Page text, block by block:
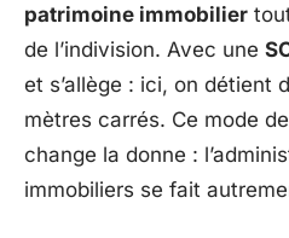
patrimoine immobilier
de l’indivision. Avec une
et s’allège : ici, on détient
mètres carrés. Ce mode
change la donne :
immobiliers se fait